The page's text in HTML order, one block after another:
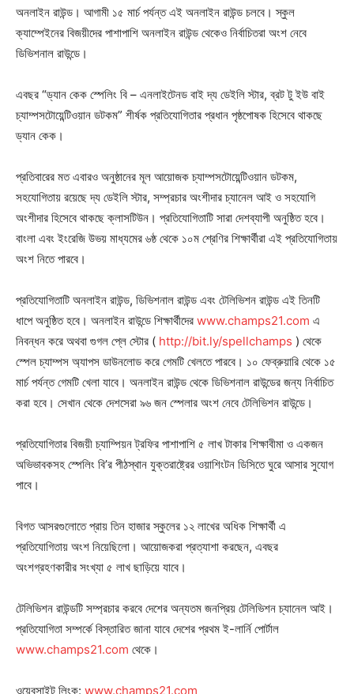
Champs21
Company
অনলাইন রাউন্ড। আগামী ১৫ মার্চ পর্যন্ত এই অনলাইন রাউন্ড চলবে। স্কুল
ক্যাম্পেইনের বিজয়ীদের পাশাপাশি অনলাইন রাউন্ড থেকেও নির্বাচিতরা অংশ নেবে
ডিভিশনাল রাউন্ডে।
এবছর “ড্যান কেক স্পেলিং বি – এনলাইটেনড বাই দ্য ডেইলি স্টার, ব্রট টু ইউ বাই
চ্যাম্পসটোয়েন্টিওয়ান ডটকম” শীর্ষক প্রতিযোগিতার প্রধান পৃষ্ঠপোষক হিসেবে থাকছে
ড্যান কেক।
প্রতিবারের মত এবারও অনুষ্ঠানের মূল আয়োজক চ্যাম্পসটোয়েন্টিওয়ান ডটকম,
সহযোগিতায় রয়েছে দ্য ডেইলি স্টার, সম্প্রচার অংশীদার চ্যানেল আই ও সহযোগি
অংশীদার হিসেবে থাকছে ক্লাসটিউন। প্রতিযোগিতাটি সারা দেশব্যাপী অনুষ্ঠিত হবে।
বাংলা এবং ইংরেজি উভয় মাধ্যমের ৬ষ্ঠ থেকে ১০ম শ্রেণির শিক্ষার্থীরা এই প্রতিযোগিতায়
অংশ নিতে পারবে।
প্রতিযোগিতাটি অনলাইন রাউন্ড, ডিভিশনাল রাউন্ড এবং টেলিভিশন রাউন্ড এই তিনটি
ধাপে অনুষ্ঠিত হবে। অনলাইন রাউন্ডে শিক্ষার্থীদের www.champs21.com এ
নিবন্ধন করে অথবা গুগল প্লে স্টোর ( http://bit.ly/spellchamps ) থেকে
স্পেল চ্যাম্পস অ্যাপস ডাউনলোড করে গেমটি খেলতে পারবে। ১০ ফেব্রুয়ারি থেকে ১৫
মার্চ পর্যন্ত গেমটি খেলা যাবে। অনলাইন রাউন্ড থেকে ডিভিশনাল রাউন্ডের জন্য নির্বাচিত
করা হবে। সেখান থেকে দেশসেরা ৯৬ জন স্পেলার অংশ নেবে টেলিভিশন রাউন্ডে।
প্রতিযোগিতার বিজয়ী চ্যাম্পিয়ন ট্রফির পাশাপাশি ৫ লাখ টাকার শিক্ষাবীমা ও একজন
অভিভাবকসহ স্পেলিং বি’র পীঠস্থান যুক্তরাষ্ট্রের ওয়াশিংটন ডিসিতে ঘুরে আসার সুযোগ
পাবে।
বিগত আসরগুলোতে প্রায় তিন হাজার স্কুলের ১২ লাখের অধিক শিক্ষার্থী এ
প্রতিযোগিতায় অংশ নিয়েছিলো। আয়োজকরা প্রত্যাশা করছেন, এবছর
অংশগ্রহণকারীর সংখ্যা ৫ লাখ ছাড়িয়ে যাবে।
টেলিভিশন রাউন্ডটি সম্প্রচার করবে দেশের অন্যতম জনপ্রিয় টেলিভিশন চ্যানেল আই।
প্রতিযোগিতা সম্পর্কে বিস্তারিত জানা যাবে দেশের প্রথম ই-লার্নি পোর্টাল
www.champs21.com থেকে।
ওয়েবসাইট লিংক: www.champs21.com